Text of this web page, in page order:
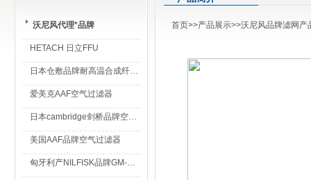
沃尼风代理*品牌
HETACH 日立FFU
日本仓敷品牌耐高温合成纤维过滤棉
爱美克AAF空气过滤器
日本cambridge剑桥品牌空气过滤器
美国AAF品牌空气过滤器
匈牙利产NILFISK品牌GM-80无尘室专用吸尘器
首页>>产品展示>>沃尼风品牌滤网产